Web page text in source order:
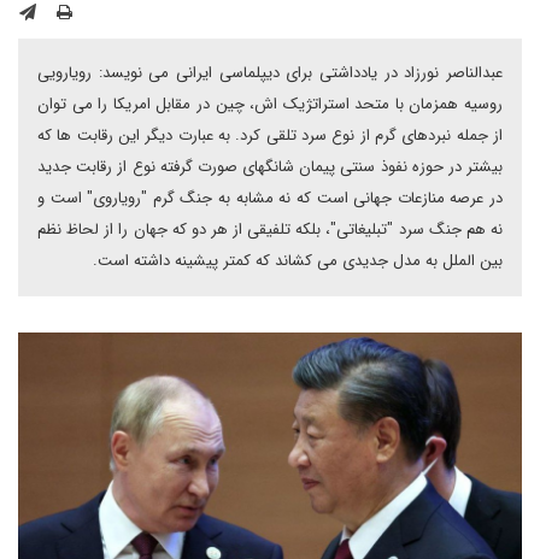
عبدالناصر نورزاد در یادداشتی برای دیپلماسی ایرانی می نویسد: رویارویی
روسیه همزمان با متحد استراتژیک اش، چین در مقابل امریکا را می توان
از جمله نبردهای گرم از نوع سرد تلقی کرد. به عبارت دیگر این رقابت ها که
بیشتر در حوزه نفوذ سنتی پیمان شانگهای صورت گرفته نوع از رقابت جدید
در عرصه منازعات جهانی است که نه مشابه به جنگ گرم "رویاروی" است و
نه هم جنگ سرد "تبلیغاتی"، بلکه تلفیقی از هر دو که جهان را از لحاظ نظم
بین الملل به مدل جدیدی می کشاند که کمتر پیشینه داشته است.